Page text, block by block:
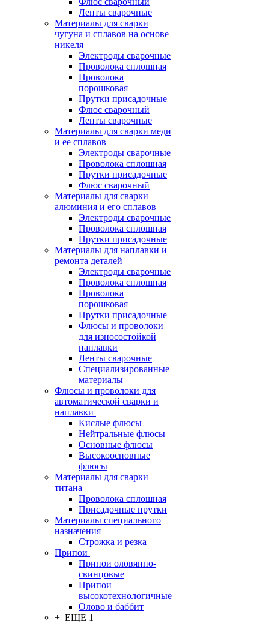
Ленты сварочные
Материалы для сварки
чугуна и сплавов на основе
никеля
Электроды сварочные
Проволока сплошная
Проволока
порошковая
Прутки присадочные
Флюс сварочный
Ленты сварочные
Материалы для сварки меди
и ее сплавов
Электроды сварочные
Проволока сплошная
Прутки присадочные
Флюс сварочный
Материалы для сварки
алюминия и его сплавов
Электроды сварочные
Проволока сплошная
Прутки присадочные
Материалы для наплавки и
ремонта деталей
Электроды сварочные
Проволока сплошная
Проволока
порошковая
Прутки присадочные
Флюсы и проволоки
для износостойкой
наплавки
Ленты сварочные
Специализированные
материалы
Флюсы и проволоки для
автоматической сварки и
наплавки
Кислые флюсы
Нейтральные флюсы
Основные флюсы
Высокоосновные
флюсы
Материалы для сварки
титана
Проволока сплошная
Присадочные прутки
Материалы специального
назначения
Строжка и резка
Припои
Припои оловянно-
свинцовые
Припои
высокотехнологичные
Олово и баббит
+ ЕЩЕ 1